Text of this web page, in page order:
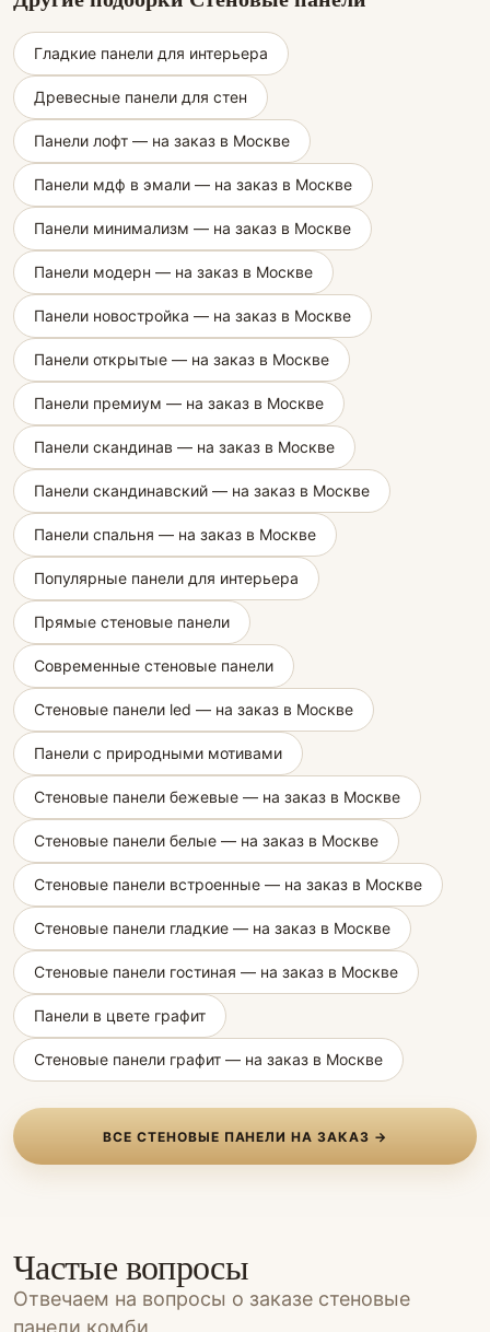
Гладкие панели для интерьера
Древесные панели для стен
Панели лофт — на заказ в Москве
Панели мдф в эмали — на заказ в Москве
Панели минимализм — на заказ в Москве
Панели модерн — на заказ в Москве
Панели новостройка — на заказ в Москве
Панели открытые — на заказ в Москве
Панели премиум — на заказ в Москве
Панели скандинав — на заказ в Москве
Панели скандинавский — на заказ в Москве
Панели спальня — на заказ в Москве
Популярные панели для интерьера
Прямые стеновые панели
Современные стеновые панели
Стеновые панели led — на заказ в Москве
Панели с природными мотивами
Стеновые панели бежевые — на заказ в Москве
Стеновые панели белые — на заказ в Москве
Стеновые панели встроенные — на заказ в Москве
Стеновые панели гладкие — на заказ в Москве
Стеновые панели гостиная — на заказ в Москве
Панели в цвете графит
Стеновые панели графит — на заказ в Москве
ВСЕ СТЕНОВЫЕ ПАНЕЛИ НА ЗАКАЗ →
Частые вопросы
Отвечаем на вопросы о заказе стеновые
панели комби